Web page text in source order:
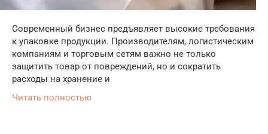
Современный бизнес предъявляет высокие требования
к упаковке продукции. Производителям, логистическим
компаниям и торговым сетям важно не только
защитить товар от повреждений, но и сократить
расходы на хранение и
Читать полностью